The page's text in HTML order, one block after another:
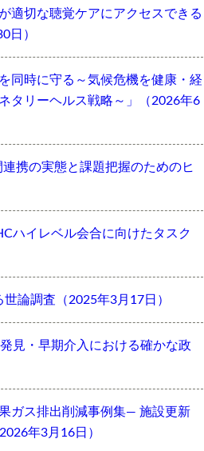
適切な聴覚ケアにアクセスできる
日）
同時に守る～気候危機を健康・経
タリーヘルス戦略～」（2026年6
携の実態と課題把握のためのヒ
ハイレベル会合に向けたタスク
論調査（2025年3月17日）
見・早期介入における確かな政
ガス排出削減事例集― 施設更新
年3月16日）